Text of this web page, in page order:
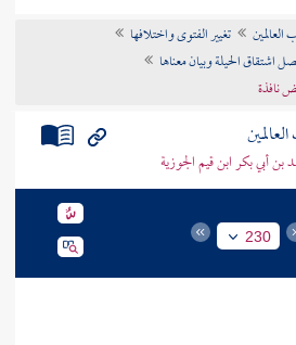
تغيير الفتوى واختلافها
اشتقاق الحيلة وبيان معناها
نافذة
بن أبي بكر ابن قيم الجوزية
230